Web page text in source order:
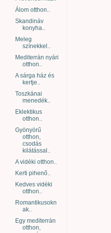
Álom otthon..
Skandináv
konyha..
Meleg
színekkel..
Mediterrán nyári
otthon..
A sárga ház és
kertje..
Toszkánai
menedék..
Eklektikus
otthon..
Gyönyörű
otthon,
csodás
kilátással..
A vidéki otthon..
Kerti pihenő..
Kedves vidéki
otthon..
Romantikusokn
ak..
Egy mediterrán
otthon,